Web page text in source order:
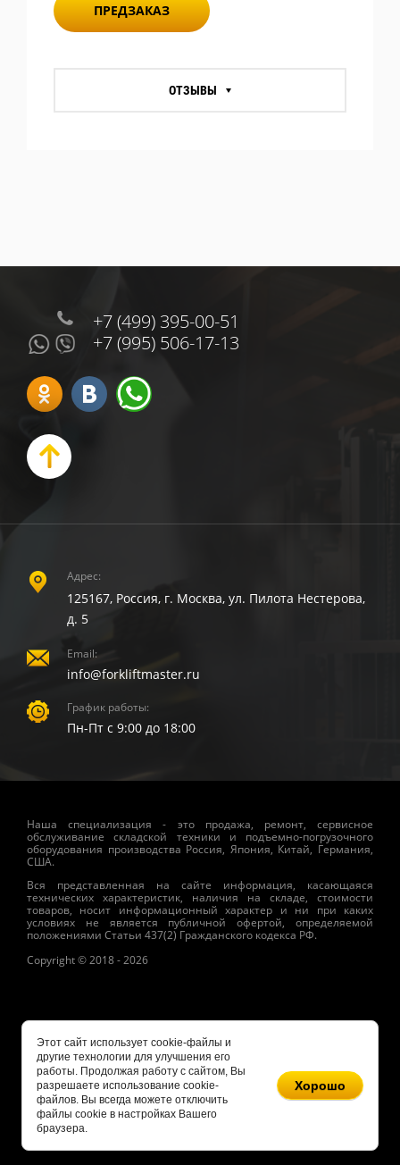
ПРЕДЗАКАЗ
ОТЗЫВЫ
+7 (499) 395-00-51
+7 (995) 506-17-13
Адрес:
125167, Россия, г. Москва, ул. Пилота Нестерова,
д. 5
Email:
info@forkliftmaster.ru
График работы:
Пн-Пт с 9:00 до 18:00
Наша специализация - это продажа, ремонт, сервисное
обслуживание складской техники и подъемно-погрузочного
оборудования производства Россия, Япония, Китай, Германия,
США.
Вся представленная на сайте информация, касающаяся
технических характеристик, наличия на складе, стоимости
товаров, носит информационный характер и ни при каких
условиях не является публичной офертой, определяемой
положениями Статьи 437(2) Гражданского кодекса РФ.
Copyright © 2018 - 2026
Megagroup.ru
Этот сайт использует cookie-файлы и
другие технологии для улучшения его
работы. Продолжая работу с сайтом, Вы
разрешаете использование cookie-
файлов. Вы всегда можете отключить
файлы cookie в настройках Вашего
браузера.
Хорошо